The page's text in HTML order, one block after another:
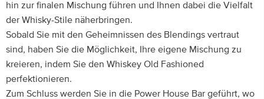
hin zur finalen Mischung führen und Ihnen dabei die Vielfalt
der Whisky-Stile näherbringen.
Sobald Sie mit den Geheimnissen des Blendings vertraut
sind, haben Sie die Möglichkeit, Ihre eigene Mischung zu
kreieren, indem Sie den Whiskey Old Fashioned
perfektionieren.
Zum Schluss werden Sie in die Power House Bar geführt, wo